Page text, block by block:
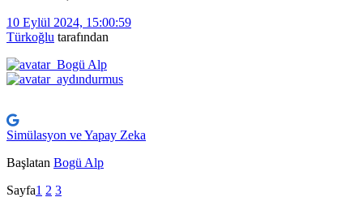
10 Eylül 2024, 15:00:59
Türkoğlu tarafından
Simülasyon ve Yapay Zeka
Başlatan Bogü Alp
Sayfa1 2 3